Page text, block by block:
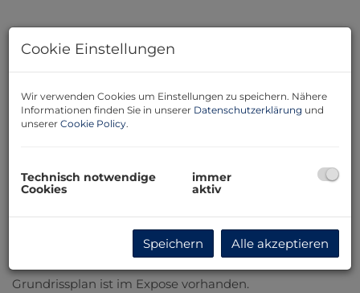
Nähe zu verkehrsgünstigen Anschlusspunkten an den
Raumaufteilung :
Wohnraum mit getrenntem
Badezimmer mit Dusche.
Grundrissplan ist im Expose vorhanden.
Cookie Einstellungen
Wir verwenden Cookies um Einstellungen zu speichern. Nähere
Informationen finden Sie in unserer Datenschutzerklärung und
unserer Cookie Policy.
Technisch notwendige
Cookies
immer
aktiv
Speichern Alle akzeptieren